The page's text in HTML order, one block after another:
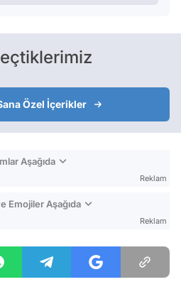
Özel İçerikler
Aşağıda
Reklam
Emojiler Aşağıda
Reklam